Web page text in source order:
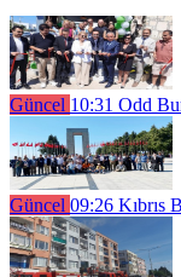
Güncel 10:31 Odd
Güncel 09:26 Kıbrıs